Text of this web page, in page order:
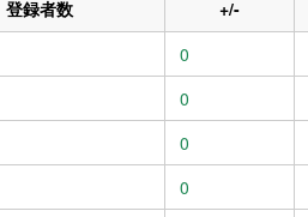
登録者数 +/-
0
0
0
0